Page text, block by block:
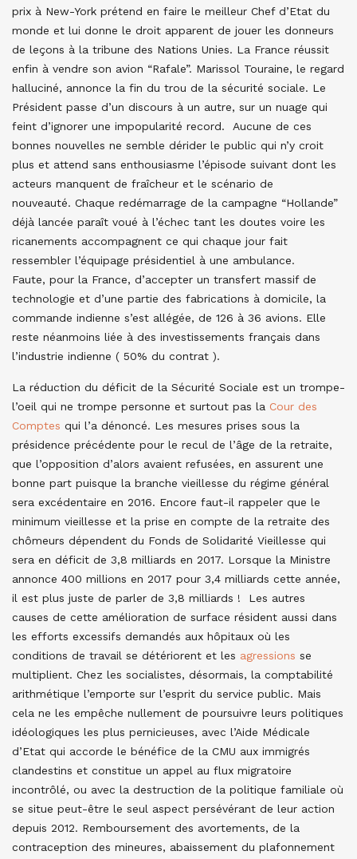
prix à New-York prétend en faire le meilleur Chef d’Etat du
monde et lui donne le droit apparent de jouer les donneurs
de leçons à la tribune des Nations Unies. La France réussit
enfin à vendre son avion “Rafale”. Marissol Touraine, le regard
halluciné, annonce la fin du trou de la sécurité sociale. Le
Président passe d’un discours à un autre, sur un nuage qui
feint d’ignorer une impopularité record. Aucune de ces
bonnes nouvelles ne semble dérider le public qui n’y croit
plus et attend sans enthousiasme l’épisode suivant dont les
acteurs manquent de fraîcheur et le scénario de
nouveauté. Chaque redémarrage de la campagne “Hollande”
déjà lancée paraît voué à l’échec tant les doutes voire les
ricanements accompagnent ce qui chaque jour fait
ressembler l’équipage présidentiel à une ambulance.
Faute, pour la France, d’accepter un transfert massif de
technologie et d’une partie des fabrications à domicile, la
commande indienne s’est allégée, de 126 à 36 avions. Elle
reste néanmoins liée à des investissements français dans
l’industrie indienne ( 50% du contrat ).
La réduction du déficit de la Sécurité Sociale est un trompe-
l’oeil qui ne trompe personne et surtout pas la Cour des
Comptes qui l’a dénoncé. Les mesures prises sous la
présidence précédente pour le recul de l’âge de la retraite,
que l’opposition d’alors avaient refusées, en assurent une
bonne part puisque la branche vieillesse du régime général
sera excédentaire en 2016. Encore faut-il rappeler que le
minimum vieillesse et la prise en compte de la retraite des
chômeurs dépendent du Fonds de Solidarité Vieillesse qui
sera en déficit de 3,8 milliards en 2017. Lorsque la Ministre
annonce 400 millions en 2017 pour 3,4 milliards cette année,
il est plus juste de parler de 3,8 milliards ! Les autres
causes de cette amélioration de surface résident aussi dans
les efforts excessifs demandés aux hôpitaux où les
conditions de travail se détériorent et les agressions se
multiplient. Chez les socialistes, désormais, la comptabilité
arithmétique l’emporte sur l’esprit du service public. Mais
cela ne les empêche nullement de poursuivre leurs politiques
idéologiques les plus pernicieuses, avec l’Aide Médicale
d’Etat qui accorde le bénéfice de la CMU aux immigrés
clandestins et constitue un appel au flux migratoire
incontrôlé, ou avec la destruction de la politique familiale où
se situe peut-être le seul aspect persévérant de leur action
depuis 2012. Remboursement des avortements, de la
contraception des mineures, abaissement du plafonnement